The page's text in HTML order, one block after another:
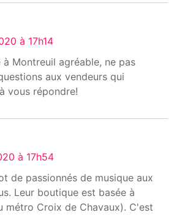
à 17h14
à Montreuil agréable, ne pas
aux vendeurs qui
vous répondre!
à 17h54
de passionnés de musique aux
Leur boutique est basée à
métro Croix de Chavaux). C'est